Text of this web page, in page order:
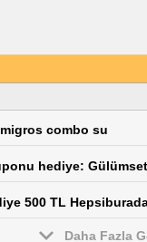
combo su
hediye:
500 TL
Daha Fazla